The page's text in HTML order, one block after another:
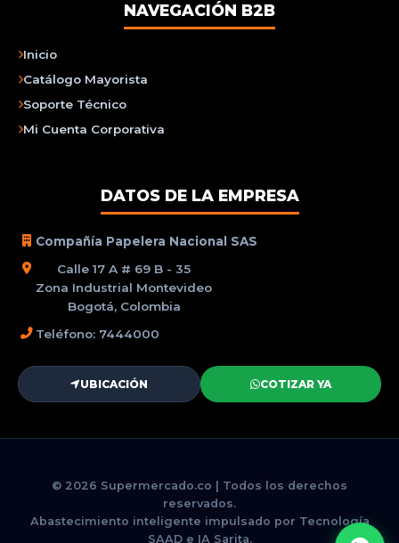
NAVEGACIÓN B2B
Inicio
Catálogo Mayorista
Soporte Técnico
Mi Cuenta Corporativa
DATOS DE LA EMPRESA
Compañía Papelera Nacional SAS
Calle 17 A # 69 B - 35
Zona Industrial Montevideo
Bogotá, Colombia
Teléfono: 7444000
UBICACIÓN COTIZAR YA
© 2026 Supermercado.co | Todos los derechos
reservados.
Abastecimiento inteligente impulsado por Tecnología
SAAD e IA Sarita.